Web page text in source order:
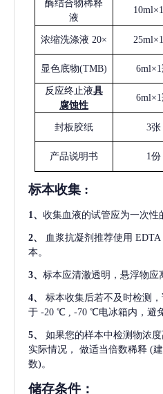
酶结合物稀释
液
浓缩洗涤液 20×
显色底物(TMB) 6ml×1
反应终止液具
腐蚀性
6ml×1
封板胶纸 3张
产品说明书 1份
标本收集 :
1 、 收集血液的试管应为一次性
2、 血浆抗凝剂推荐使用
本。
3、 标本应清澈透明，悬浮物应
4、
标本收集后若不及时检测
于 -20 ℃ , -70 ℃电冰箱内，避
5、
如果您的样本中检测物浓
实际情况，
做适当倍数稀释 (
数)。
储存条件：